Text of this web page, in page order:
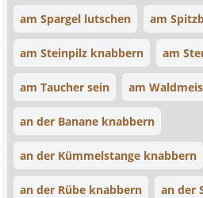
am Spargel lutschen am
am Steinpilz knabbern am
am Taucher sein am
an der Banane knabbern
an der Kümmelstange knabbern
an der Rübe knabbern an der